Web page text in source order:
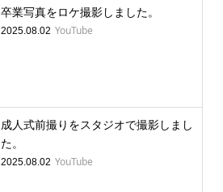
卒業写真をロケ撮影しました。
2025.08.02 YouTube
成人式前撮りをスタジオで撮影しまし
た。
2025.08.02 YouTube